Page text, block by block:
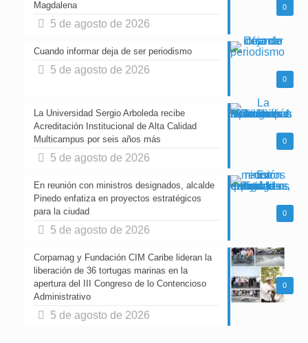
0
Magdalena
5 de agosto de 2026
0
Cuando informar deja de ser periodismo
5 de agosto de 2026
0
La Universidad Sergio Arboleda recibe
Acreditación Institucional de Alta Calidad
Multicampus por seis años más
5 de agosto de 2026
0
En reunión con ministros designados, alcalde
Pinedo enfatiza en proyectos estratégicos
para la ciudad
5 de agosto de 2026
0
Corpamag y Fundación CIM Caribe lideran la
liberación de 36 tortugas marinas en la
apertura del III Congreso de lo Contencioso
Administrativo
5 de agosto de 2026